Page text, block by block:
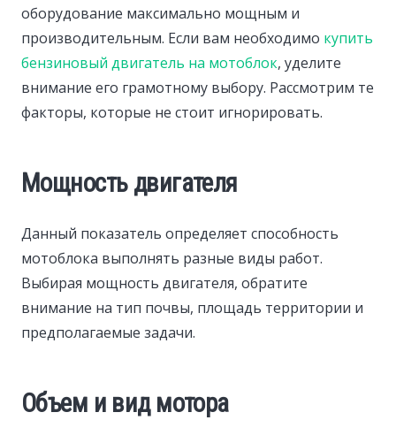
оборудование максимально мощным и
производительным. Если вам необходимо купить
бензиновый двигатель на мотоблок, уделите
внимание его грамотному выбору. Рассмотрим те
факторы, которые не стоит игнорировать.
Мощность двигателя
Данный показатель определяет способность
мотоблока выполнять разные виды работ.
Выбирая мощность двигателя, обратите
внимание на тип почвы, площадь территории и
предполагаемые задачи.
Объем и вид мотора